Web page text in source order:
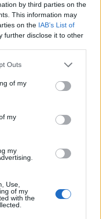
by third parties on the
This information may
on the IAB’s List of
further disclose it to other
Outs
of my
my
my
Use,
of my
with the
Cloud κατακτά
World Startup